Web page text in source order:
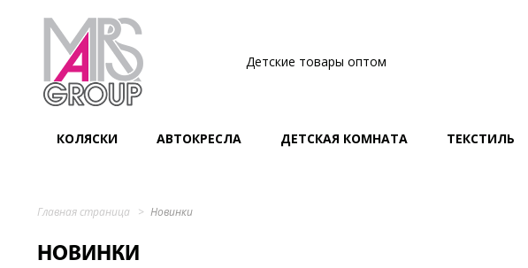
Детские товары оптом
КОЛЯСКИ АВТОКРЕСЛА ДЕТСКАЯ КОМНАТА ТЕКСТИЛЬ
Главная страница Новинки
НОВИНКИ